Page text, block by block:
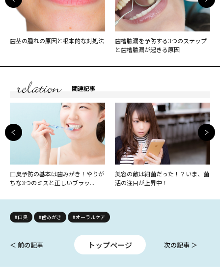
歯茎の腫れの原因と根本的な対処法
歯槽膿漏を予防する3つのステップ
と歯槽膿漏が起きる原因
関連記事
口臭予防の基本は歯みがき！やりが
ちな3つのミスと正しいブラッ...
美容の敵は細菌だった！？いま、菌
活の注目が上昇中！
#口臭 #歯みがき #オーラルケア
＜ 前の記事 トップページ 次の記事 ＞